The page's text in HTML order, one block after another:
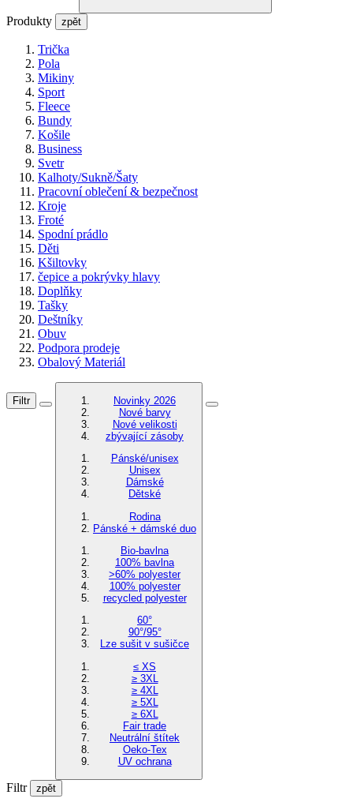
Produkty zpět
Trička
Pola
Mikiny
Sport
Fleece
Bundy
Košile
Business
Svetr
Kalhoty/Sukně/Šaty
Pracovní oblečení & bezpečnost
Kroje
Froté
Spodní prádlo
Děti
Kšiltovky
čepice a pokrývky hlavy
Doplňky
Tašky
Deštníky
Obuv
Podpora prodeje
Obalový Materiál
Filtr
Novinky 2026
Nové barvy
Nové velikosti
zbývající zásoby
Pánské/unisex
Unisex
Dámské
Dětské
Rodina
Pánské + dámské duo
Bio-bavlna
100% bavlna
>60% polyester
100% polyester
recycled polyester
60°
90°/95°
Lze sušit v sušičce
≤ XS
≥ 3XL
≥ 4XL
≥ 5XL
≥ 6XL
Fair trade
Neutrální štítek
Oeko-Tex
UV ochrana
Filtr zpět